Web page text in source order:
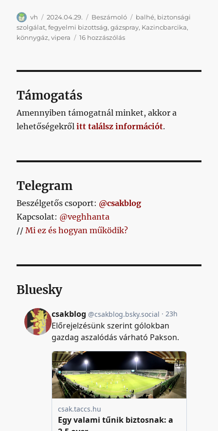
Szerző
vh Közzétéve
2024.04.29. Kategória
Beszámoló Címke
balhé, biztonsági
szolgálat,fegyelmi bizottság,gázspray, Kazincbarcika,
könnygáz,vipera 16 hozzászólásAz
ki
állatvilágból
Támogatás
Amennyiben támogatnál minket, akkor a
lehetőségekrőlitt találsz információt.
Telegram
Beszélgetős csoport: @csakblog
Kapcsolat: @veghhanta
//Mi ez és hogyan működik?
Bluesky